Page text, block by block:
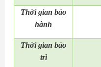
Thời gian bảo
hành
Thời gian bảo
trì